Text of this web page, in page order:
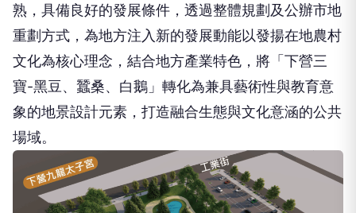
熟，具備良好的發展條件，透過整體規劃及公辦市地
重劃方式，為地方注入新的發展動能以發揚在地農村
文化為核心理念，結合地方產業特色，將「下營三
寶-黑豆、蠶桑、白鵝」轉化為兼具藝術性與教育意
象的地景設計元素，打造融合生態與文化意涵的公共
場域。